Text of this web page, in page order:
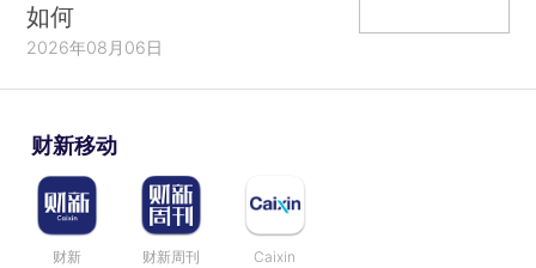
如何
2026年08月06日
财新移动
财新 财新周刊 Caixin